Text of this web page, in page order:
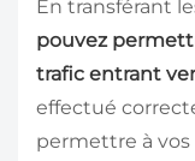
En transférant
pouvez
trafic entrant
effectué
permettre à